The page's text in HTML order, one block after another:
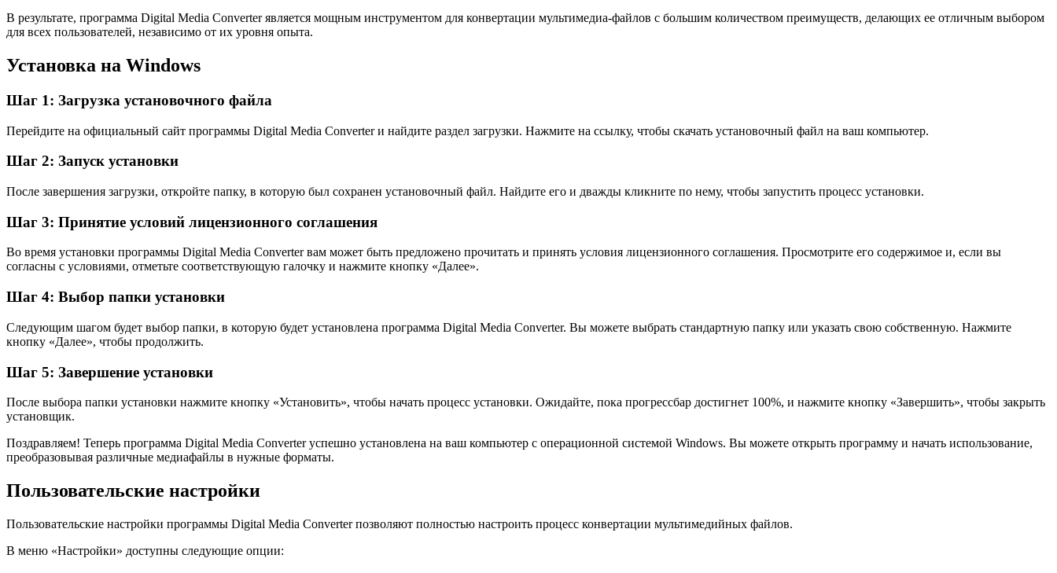
В результате, программа Digital Media Converter является мощным инструментом для конвертации мультимедиа-файлов с большим количеством преимуществ, делающих ее отличным выбором
для всех пользователей, независимо от их уровня опыта.
Установка на Windows
Шаг 1: Загрузка установочного файла
Перейдите на официальный сайт программы Digital Media Converter и найдите раздел загрузки. Нажмите на ссылку, чтобы скачать установочный файл на ваш компьютер.
Шаг 2: Запуск установки
После завершения загрузки, откройте папку, в которую был сохранен установочный файл. Найдите его и дважды кликните по нему, чтобы запустить процесс установки.
Шаг 3: Принятие условий лицензионного соглашения
Во время установки программы Digital Media Converter вам может быть предложено прочитать и принять условия лицензионного соглашения. Просмотрите его содержимое и, если вы
согласны с условиями, отметьте соответствующую галочку и нажмите кнопку «Далее».
Шаг 4: Выбор папки установки
Следующим шагом будет выбор папки, в которую будет установлена программа Digital Media Converter. Вы можете выбрать стандартную папку или указать свою собственную. Нажмите
кнопку «Далее», чтобы продолжить.
Шаг 5: Завершение установки
После выбора папки установки нажмите кнопку «Установить», чтобы начать процесс установки. Ожидайте, пока прогрессбар достигнет 100%, и нажмите кнопку «Завершить», чтобы закрыть
установщик.
Поздравляем! Теперь программа Digital Media Converter успешно установлена на ваш компьютер с операционной системой Windows. Вы можете открыть программу и начать использование,
преобразовывая различные медиафайлы в нужные форматы.
Пользовательские настройки
Пользовательские настройки программы Digital Media Converter позволяют полностью настроить процесс конвертации мультимедийных файлов.
В меню «Настройки» доступны следующие опции: